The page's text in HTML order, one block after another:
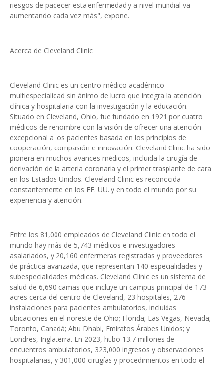
riesgos de padecer esta enfermedad y a nivel mundial va
aumentando cada vez más", expone.
Acerca de Cleveland Clinic
Cleveland Clinic es un centro médico académico
multiespecialidad sin ánimo de lucro que integra la atención
clínica y hospitalaria con la investigación y la educación.
Situado en Cleveland, Ohio, fue fundado en 1921 por cuatro
médicos de renombre con la visión de ofrecer una atención
excepcional a los pacientes basada en los principios de
cooperación, compasión e innovación. Cleveland Clinic ha sido
pionera en muchos avances médicos, incluida la cirugía de
derivación de la arteria coronaria y el primer trasplante de cara
en los Estados Unidos. Cleveland Clinic es reconocida
constantemente en los EE. UU. y en todo el mundo por su
experiencia y atención.
Entre los 81,000 empleados de Cleveland Clinic en todo el
mundo hay más de 5,743 médicos e investigadores
asalariados, y 20,160 enfermeras registradas y proveedores
de práctica avanzada, que representan 140 especialidades y
subespecialidades médicas. Cleveland Clinic es un sistema de
salud de 6,690 camas que incluye un campus principal de 173
acres cerca del centro de Cleveland, 23 hospitales, 276
instalaciones para pacientes ambulatorios, incluidas
ubicaciones en el noreste de Ohio; Florida; Las Vegas, Nevada;
Toronto, Canadá; Abu Dhabi, Emiratos Árabes Unidos; y
Londres, Inglaterra. En 2023, hubo 13.7 millones de
encuentros ambulatorios, 323,000 ingresos y observaciones
hospitalarias, y 301,000 cirugías y procedimientos en todo el